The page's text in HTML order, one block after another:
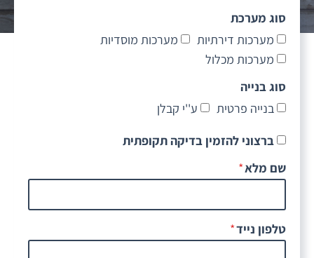
סוג מערכת
מערכות דירתיות
מערכות מוסדיות
מערכות מכלול
סוג בנייה
בנייה פרטית
ע''י קבלן
ברצוני להזמין בדיקה תקופתית
שם מלא
טלפון נייד